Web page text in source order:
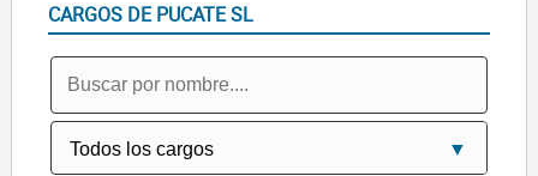
CARGOS DE PUCATE SL